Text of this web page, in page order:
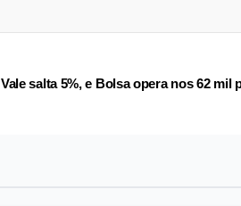
Vale salta 5%, e Bolsa opera nos 62 mil